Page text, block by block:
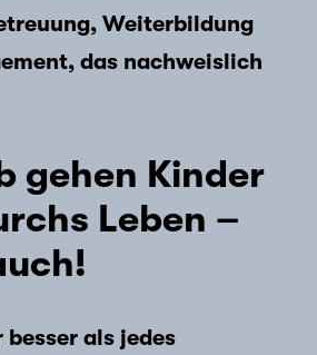
Weiterbildung
das nachweislich
gehen Kinder
Leben –
als jedes